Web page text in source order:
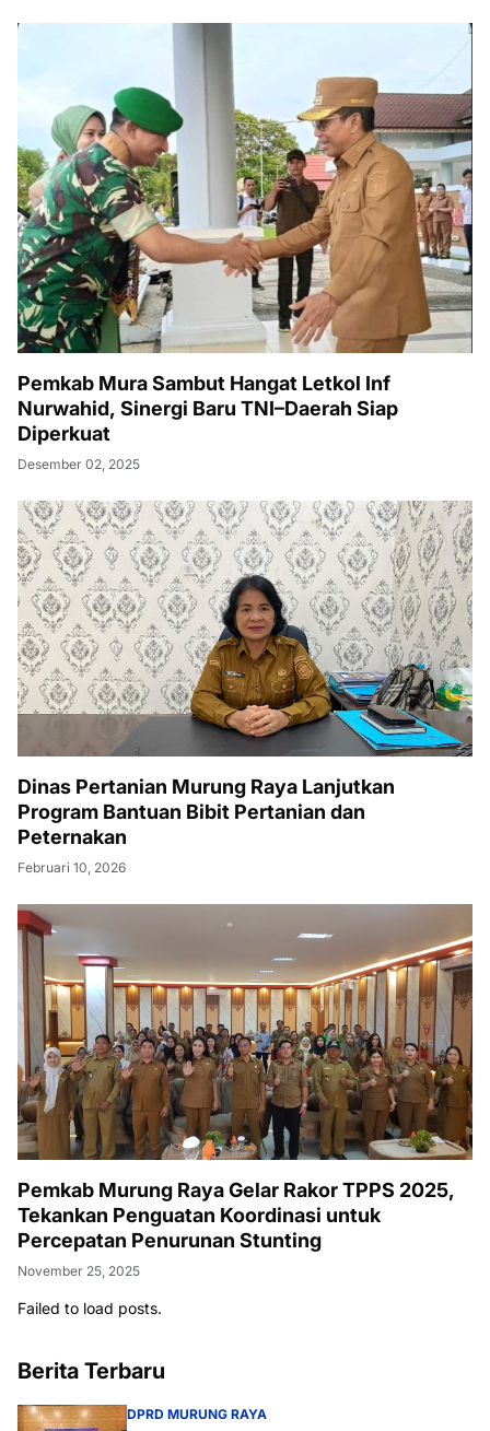
Pemkab Mura Sambut Hangat Letkol Inf
Nurwahid, Sinergi Baru TNI–Daerah Siap
Diperkuat
Desember 02, 2025
Dinas Pertanian Murung Raya Lanjutkan
Program Bantuan Bibit Pertanian dan
Peternakan
Februari 10, 2026
Pemkab Murung Raya Gelar Rakor TPPS 2025,
Tekankan Penguatan Koordinasi untuk
Percepatan Penurunan Stunting
November 25, 2025
Failed to load posts.
Berita Terbaru
DPRD MURUNG RAYA